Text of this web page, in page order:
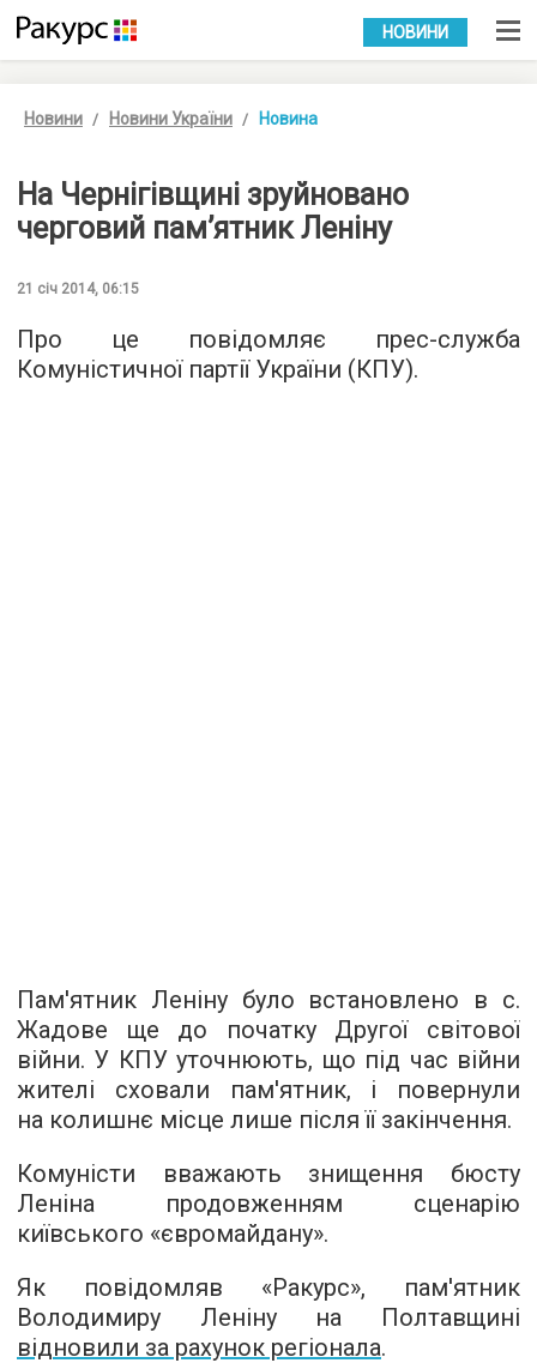
УКР РУС
НОВИНИ
Новини Новини України Новина
На Чернігівщині зруйновано
черговий пам’ятник Леніну
21 січ 2014, 06:15
Про це повідомляє прес-служба
Комуністичної партії України (КПУ).
Пам'ятник Леніну було встановлено в с.
Жадове ще до початку Другої світової
війни. У КПУ уточнюють, що під час війни
жителі сховали пам'ятник, і повернули
на колишнє місце лише після її закінчення.
Комуністи вважають знищення бюсту
Леніна продовженням сценарію
київського «євромайдану».
Як повідомляв «Ракурс», пам'ятник
Володимиру Леніну на Полтавщині
відновили за рахунок регіонала.